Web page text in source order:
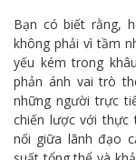
Bạn có biết rằng,
không phải vì tầm
yếu kém trong
phản ánh vai trò
những người trực
chiến lược với thực
nối giữa lãnh đạo